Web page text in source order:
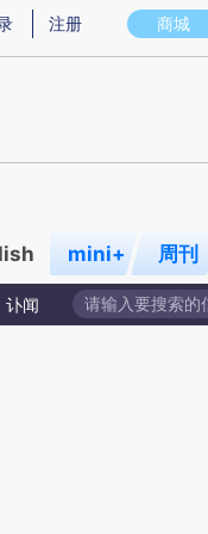
意图存在偏差。不代表财
商城
注册
mini+ 周刊
讣闻